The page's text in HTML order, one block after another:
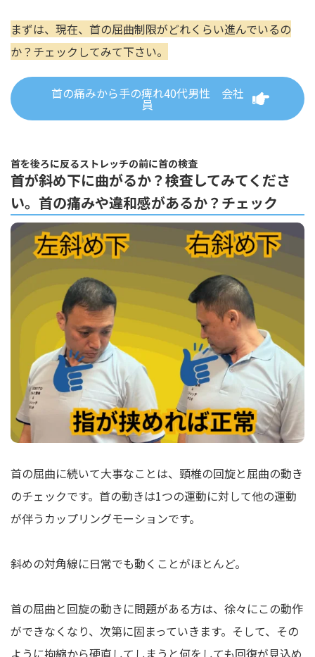
まずは、現在、首の屈曲制限がどれくらい進んでいるの
か？チェックしてみて下さい。
首の痛みから手の痺れ40代男性 会社
員
首を後ろに反るストレッチの前に首の検査
首が斜め下に曲がるか？検査してみてくださ
い。首の痛みや違和感があるか？チェック
首の屈曲に続いて大事なことは、頸椎の回旋と屈曲の動き
のチェックです。首の動きは1つの運動に対して他の運動
が伴うカップリングモーションです。
斜めの対角線に日常でも動くことがほとんど。
首の屈曲と回旋の動きに問題がある方は、徐々にこの動作
ができなくなり、次第に固まっていきます。そして、その
ように拘縮から硬直してしまうと何をしても回復が見込め